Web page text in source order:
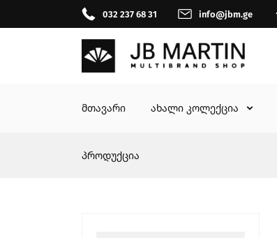
032 237 68 31 info@jbm.ge
მთავარი ახალი კოლექცია
პროდუქცია